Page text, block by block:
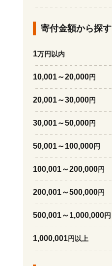
寄付金額から探す
1万円以内
10,001～20,000円
20,001～30,000円
30,001～50,000円
50,001～100,000円
100,001～200,000円
200,001～500,000円
500,001～1,000,000円
1,000,001円以上